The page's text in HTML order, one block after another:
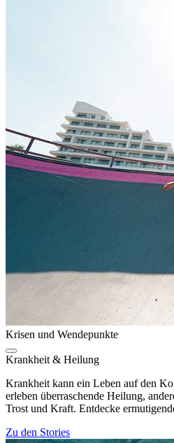
Krisen und Wendepunkte
Krankheit & Heilung
Krankheit kann ein Leben auf den
erleben überraschende Heilung,
Trost und Kraft. Entdecke
Zu den Stories